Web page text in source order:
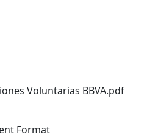
Voluntarias BBVA.pdf
Format